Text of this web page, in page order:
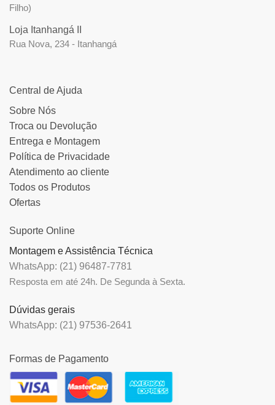
Filho)
Loja Itanhangá II
Rua Nova, 234 - Itanhangá
Central de Ajuda
Sobre Nós
Troca ou Devolução
Entrega e Montagem
Política de Privacidade
Atendimento ao cliente
Todos os Produtos
Ofertas
Suporte Online
Montagem e Assistência Técnica
WhatsApp: (21) 96487-7781
Resposta em até 24h. De Segunda à Sexta.
Dúvidas gerais
WhatsApp: (21) 97536-2641
Formas de Pagamento